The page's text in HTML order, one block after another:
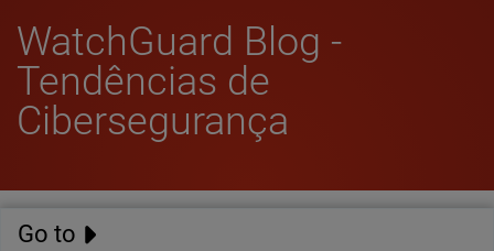
WatchGuard Blog -
Tendências de
Cibersegurança
Go to